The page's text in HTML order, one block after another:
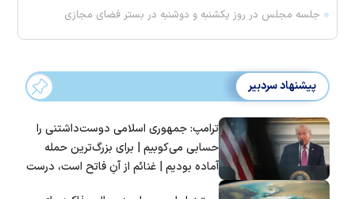
جلسه مجلس در روز یکشنبه و دوشنبه در بستر فضای مجازی
پیشنهاد سردبیر
ترامپ: جمهوری اسلامی دوست‌داشتنی را
حسابی می‌کوبیم | برای بزرگ‌ترین حمله
آماده بودیم | غنائم از آنِ فاتح است، درست